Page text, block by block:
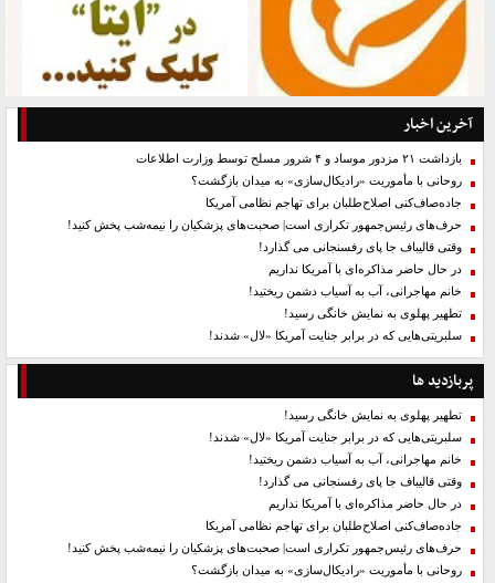
آخرین اخبار
بازداشت ۲۱ مزدور موساد و ۴ شرور مسلح توسط وزارت اطلاعات
روحانی با مأموریت «رادیکال‌سازی» به میدان بازگشت؟
جاده‌صاف‌کنی اصلاح‌طلبان برای تهاجم نظامی آمریکا
حرف‌های رئیس‌جمهور تکراری است| صحبت‌های پزشکیان را نیمه‌شب پخش کنید!
وقتی قالیباف جا پای رفسنجانی می گذارد!
در حال حاضر مذاکره‌ای با آمریکا نداریم
خانم مهاجرانی، آب به آسیاب دشمن ریختید!
تطهیر پهلوی به نمایش خانگی رسید!
سلبریتی‌هایی که در برابر جنایت آمریکا «لال» شدند!
پربازدید ها
تطهیر پهلوی به نمایش خانگی رسید!
سلبریتی‌هایی که در برابر جنایت آمریکا «لال» شدند!
خانم مهاجرانی، آب به آسیاب دشمن ریختید!
وقتی قالیباف جا پای رفسنجانی می گذارد!
در حال حاضر مذاکره‌ای با آمریکا نداریم
جاده‌صاف‌کنی اصلاح‌طلبان برای تهاجم نظامی آمریکا
حرف‌های رئیس‌جمهور تکراری است| صحبت‌های پزشکیان را نیمه‌شب پخش کنید!
روحانی با مأموریت «رادیکال‌سازی» به میدان بازگشت؟